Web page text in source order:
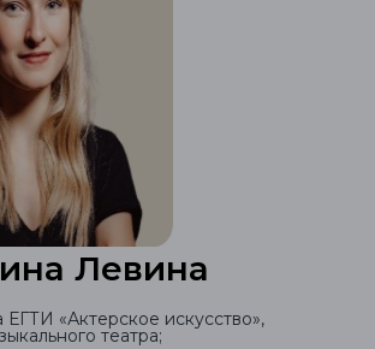
Левина
«Актерское искусство»,
театра;